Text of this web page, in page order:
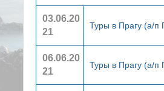
03.06.20
21
Туры в Прагу (а/п
06.06.20
21
Туры в Прагу (а/п